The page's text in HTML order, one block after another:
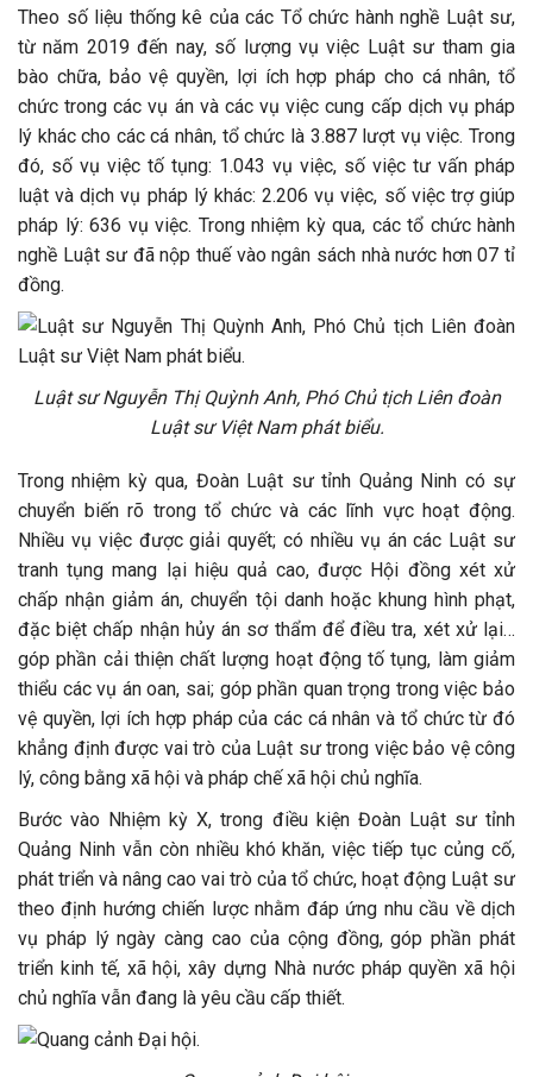
Theo số liệu thống kê của các Tổ chức hành nghề Luật sư,
từ năm 2019 đến nay, số lượng vụ việc Luật sư tham gia
bào chữa, bảo vệ quyền, lợi ích hợp pháp cho cá nhân, tổ
chức trong các vụ án và các vụ việc cung cấp dịch vụ pháp
lý khác cho các cá nhân, tổ chức là 3.887 lượt vụ việc. Trong
đó, số vụ việc tố tụng: 1.043 vụ việc, số việc tư vấn pháp
luật và dịch vụ pháp lý khác: 2.206 vụ việc, số việc trợ giúp
pháp lý: 636 vụ việc. Trong nhiệm kỳ qua, các tổ chức hành
nghề Luật sư đã nộp thuế vào ngân sách nhà nước hơn 07 tỉ
đồng.
Luật sư Nguyễn Thị Quỳnh Anh, Phó Chủ tịch Liên đoàn
Luật sư Việt Nam phát biểu.
Trong nhiệm kỳ qua, Đoàn Luật sư tỉnh Quảng Ninh có sự
chuyển biến rõ trong tổ chức và các lĩnh vực hoạt động.
Nhiều vụ việc được giải quyết; có nhiều vụ án các Luật sư
tranh tụng mang lại hiệu quả cao, được Hội đồng xét xử
chấp nhận giảm án, chuyển tội danh hoặc khung hình phạt,
đặc biệt chấp nhận hủy án sơ thẩm để điều tra, xét xử lại…
góp phần cải thiện chất lượng hoạt động tố tụng, làm giảm
thiểu các vụ án oan, sai; góp phần quan trọng trong việc bảo
vệ quyền, lợi ích hợp pháp của các cá nhân và tổ chức từ đó
khẳng định được vai trò của Luật sư trong việc bảo vệ công
lý, công bằng xã hội và pháp chế xã hội chủ nghĩa.
Bước vào Nhiệm kỳ X, trong điều kiện Đoàn Luật sư tỉnh
Quảng Ninh vẫn còn nhiều khó khăn, việc tiếp tục củng cố,
phát triển và nâng cao vai trò của tổ chức, hoạt động Luật sư
theo định hướng chiến lược nhằm đáp ứng nhu cầu về dịch
vụ pháp lý ngày càng cao của cộng đồng, góp phần phát
triển kinh tế, xã hội, xây dựng Nhà nước pháp quyền xã hội
chủ nghĩa vẫn đang là yêu cầu cấp thiết.